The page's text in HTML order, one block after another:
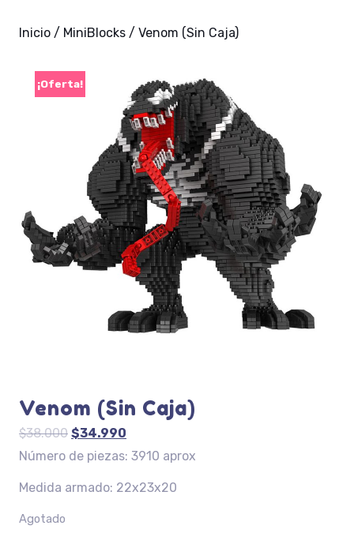
Inicio / MiniBlocks / Venom (Sin Caja)
¡Oferta!
Venom (Sin Caja)
$38.000 El
precio
era:
$34.990
precio
es:
Número de piezas: 3910 aprox
Medida armado: 22x23x20
Agotado